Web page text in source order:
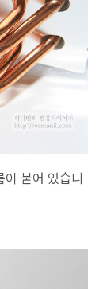
붙어 있습니